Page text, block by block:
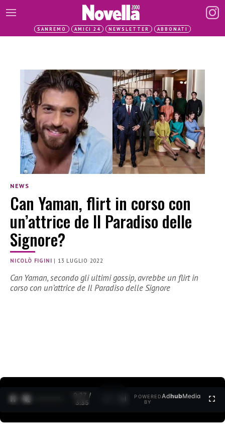
SANREMO AMICI 24 NEWSLETTER ABBONATI
NEWS
Can Yaman, flirt in corso con
un’attrice de Il Paradiso delle
Signore?
NICOLÒ FIGINI | 13 LUGLIO 2022
Can Yaman, secondo gli ultimi gossip, avrebbe un flirt in
corso con un’attrice de Il Paradiso delle Signore
0:27 /
3:35
POWERED
BY
AdhubMedia